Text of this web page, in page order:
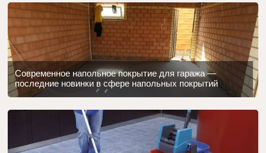
Современное напольное покрытие для гаража —
последние новинки в сфере напольных покрытий